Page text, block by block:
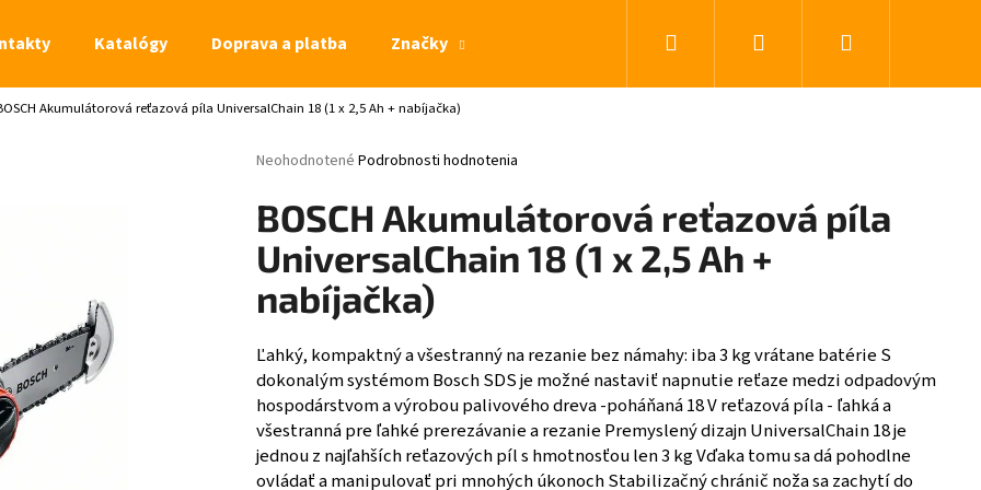
Katalógy Doprava a platba Značky Hľadať PrihlásenieNákupný
Akumulátorová reťazová píla UniversalChain 18 (1 x 2,5 Ah + nabíjačka)
Priemerné hodnotenie produktu je 0,0 z 5 hviezdičiek.
Neohodnotené Podrobnosti hodnotenia
BOSCH Akumulátorová reťazová píla
UniversalChain 18 (1 x 2,5 Ah +
nabíjačka)
Ľahký, kompaktný a všestranný na rezanie bez námahy: iba 3 kg vrátane batérie S
dokonalým systémom Bosch SDS je možné nastaviť napnutie reťaze medzi odpadovým
hospodárstvom a výrobou palivového dreva -poháňaná 18 V reťazová píla - ľahká a
všestranná pre ľahké prerezávanie a rezanie Premyslený dizajn UniversalChain 18 je
jednou z najľahších reťazových píl s hmotnosťou len 3 kg Vďaka tomu sa dá pohodlne
ovládať a manipulovať pri mnohých úkonoch Stabilizačný chránič noža sa zachytí do
Čo potrebujete nájsť?
HĽADAŤ